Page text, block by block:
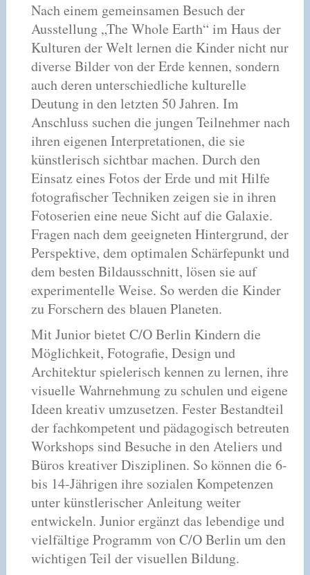
Nach einem gemeinsamen Besuch der
Ausstellung „The Whole Earth“ im Haus der
Kulturen der Welt lernen die Kinder nicht nur
diverse Bilder von der Erde kennen, sondern
auch deren unterschiedliche kulturelle
Deutung in den letzten 50 Jahren. Im
Anschluss suchen die jungen Teilnehmer nach
ihren eigenen Interpretationen, die sie
künstlerisch sichtbar machen. Durch den
Einsatz eines Fotos der Erde und mit Hilfe
fotografischer Techniken zeigen sie in ihren
Fotoserien eine neue Sicht auf die Galaxie.
Fragen nach dem geeigneten Hintergrund, der
Perspektive, dem optimalen Schärfepunkt und
dem besten Bildausschnitt, lösen sie auf
experimentelle Weise. So werden die Kinder
zu Forschern des blauen Planeten.
Mit Junior bietet C/O Berlin Kindern die
Möglichkeit, Fotografie, Design und
Architektur spielerisch kennen zu lernen, ihre
visuelle Wahrnehmung zu schulen und eigene
Ideen kreativ umzusetzen. Fester Bestandteil
der fachkompetent und pädagogisch betreuten
Workshops sind Besuche in den Ateliers und
Büros kreativer Disziplinen. So können die 6-
bis 14-Jährigen ihre sozialen Kompetenzen
unter künstlerischer Anleitung weiter
entwickeln. Junior ergänzt das lebendige und
vielfältige Programm von C/O Berlin um den
wichtigen Teil der visuellen Bildung.